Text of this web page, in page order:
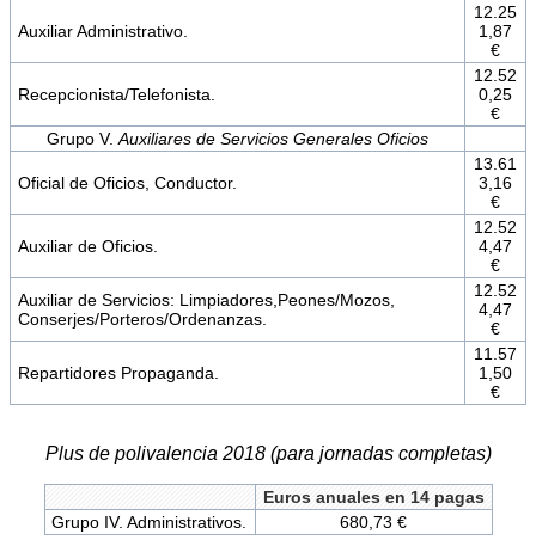
Auxiliar Administrativo.
12.25
1,87
€
Recepcionista/Telefonista.
12.52
0,25
€
Grupo V. Auxiliares de Servicios Generales Oficios
Oficial de Oficios, Conductor.
13.61
3,16
€
Auxiliar de Oficios.
12.52
4,47
€
Auxiliar de Servicios: Limpiadores,Peones/Mozos,
Conserjes/Porteros/Ordenanzas.
12.52
4,47
€
Repartidores Propaganda.
11.57
1,50
€
Plus de polivalencia 2018 (para jornadas completas)
Euros anuales en 14 pagas
Grupo IV. Administrativos.
680,73 €